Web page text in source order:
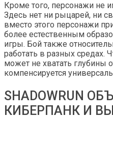
Кроме того, персонажи не
Здесь нет ни рыцарей, ни
вместо этого персонажи
более естественным
игры. Бой также
работать в разных средах.
может не хватать глубины
компенсируется
SHADOWRUN
КИБЕРПАНК И